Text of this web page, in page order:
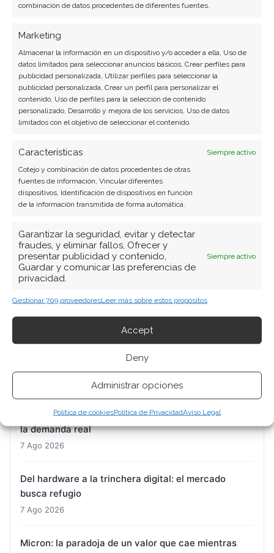
combinación de datos procedentes de diferentes fuentes.
Marketing
Almacenar la información en un dispositivo y/o acceder a ella, Uso de
datos limitados para seleccionar anuncios básicos, Crear perfiles para
publicidad personalizada, Utilizar perfiles para seleccionar la
publicidad personalizada, Crear un perfil para personalizar el
contenido, Uso de perfiles para la selección de contenido
personalizado, Desarrollo y mejora de los servicios, Uso de datos
limitados con el objetivo de seleccionar el contenido.
Características
Siempre activo
Cotejo y combinación de datos procedentes de otras
fuentes de información, Vincular diferentes
dispositivos, Identificación de dispositivos en función
de la información transmitida de forma automática.
Garantizar la seguridad, evitar y detectar
fraudes, y eliminar fallos, Ofrecer y
presentar publicidad y contenido,
Guardar y comunicar las preferencias de
privacidad.
Siempre activo
Gestionar 709 proveedoresLeer más sobre estos propósitos
Accept
Deny
Administrar opciones
Política de cookiesPolítica de PrivacidadAviso Legal
ARTÍCULOS RECIENTES
BioNTech: Oelkers toma el timón con la misión de
7 Ago 2026
DroneShield: Citigroup entra en el capital mientras
Nvidia: la doble cara de una acción cerca de sus
máximos, entre la apuesta por SSI y las dudas sobre
la demanda real
7 Ago 2026
Del hardware a la trinchera digital: el mercado
busca refugio
7 Ago 2026
Micron: la paradoja de un valor que cae mientras